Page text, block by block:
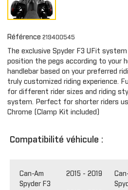
Référence 219400545
The exclusive Spyder F3 UFit
position the pegs according to your
handlebar based on your preferred
truly customized riding experience.
for different rider sizes and riding
system. Perfect for shorter riders
Chrome (Clamp Kit included)
Compatibilité véhicule :
Can-Am
Spyder F3
2015 - 2019